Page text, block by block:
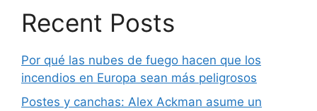
Recent Posts
Por qué las nubes de fuego hacen que los
incendios en Europa sean más peligrosos
Postes y canchas: Alex Ackman asume un